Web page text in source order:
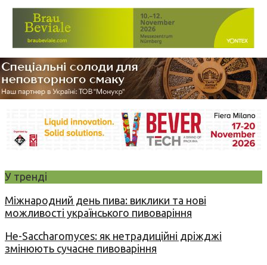
У тренді
Міжнародний день пива: виклики та нові
можливості українського пивоваріння
Не-Saccharomyces: як нетрадиційні дріжджі
змінюють сучасне пивоваріння